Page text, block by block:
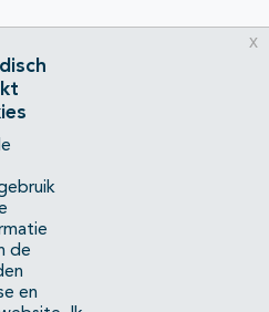
de
en
x